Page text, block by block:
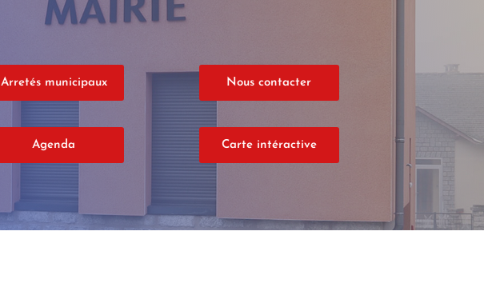
Arretés municipaux Nous contacter
Agenda Carte intéractive